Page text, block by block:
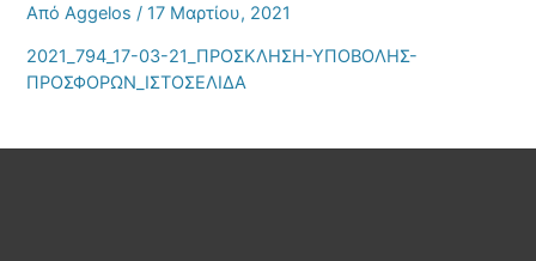
ΑπόAggelos/17 Μαρτίου, 2021
2021_794_17-03-21_ΠΡΟΣΚΛΗΣΗ-ΥΠΟΒΟΛΗΣ-
ΠΡΟΣΦΟΡΩΝ_ΙΣΤΟΣΕΛΙΔΑ